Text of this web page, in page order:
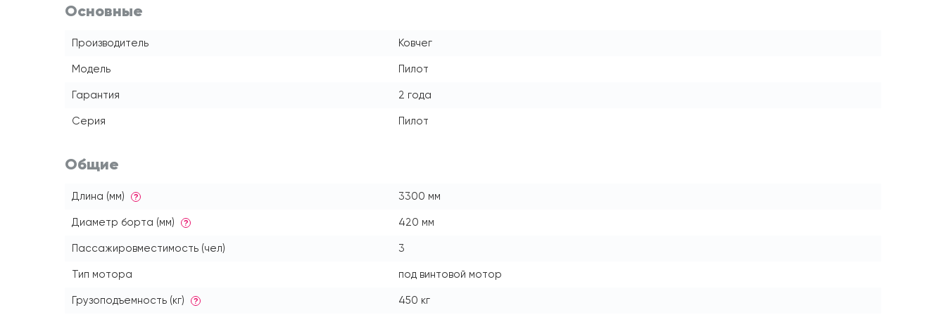
Основные
Производитель Ковчег
Модель Пилот
Гарантия 2 года
Серия Пилот
Общие
Длина (мм) ? 3300 мм
Диаметр борта (мм) ? 420 мм
Пассажировместимость (чел) 3
Тип мотора под винтовой мотор
Грузоподъемность (кг) ? 450 кг